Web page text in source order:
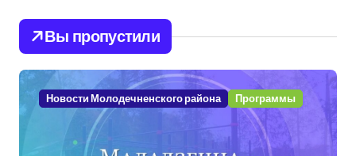
Вы пропустили
Новости Молодечненского района Программы